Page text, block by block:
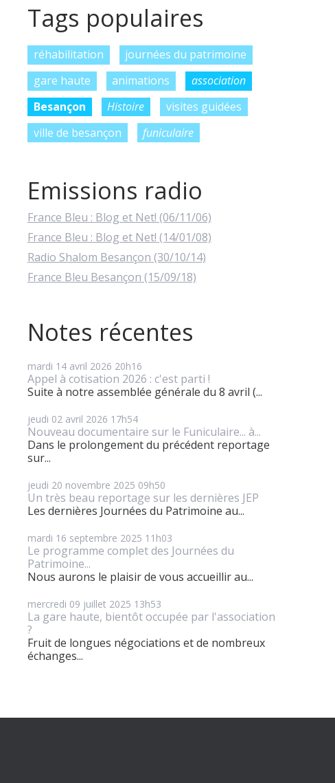
Tags populaires
réhabilitation
journées du patrimoine
gare haute
animations
association
Besançon
Histoire
visites guidées
ville de besançon
funiculaire
Emissions radio
France Bleu : Blog et Net! (06/11/06)
France Bleu : Blog et Net! (14/01/08)
Radio Shalom Besançon (30/10/14)
France Bleu Besançon (15/09/18)
Notes récentes
mardi 14 avril 2026 20h16
Appel à cotisation 2026 : c'est parti !
Suite à notre assemblée générale du 8 avril (...
jeudi 02 avril 2026 17h54
Nouveau documentaire sur le Funiculaire... à...
Dans le prolongement du précédent reportage
sur...
jeudi 20 novembre 2025 09h50
Un très beau reportage sur les dernières JEP
Les dernières Journées du Patrimoine au...
mardi 16 septembre 2025 11h03
Le programme complet des Journées du
Patrimoine...
Nous aurons le plaisir de vous accueillir au...
mercredi 09 juillet 2025 13h53
La gare haute, bientôt occupée par l'association
?
Fruit de longues négociations et de nombreux
échanges...